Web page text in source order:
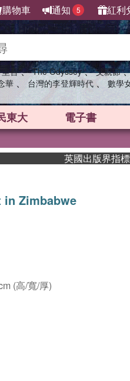
購物車 通知 5 紅利
吾 、 The Odyssey 、 父親節
華 、 台灣的李登輝時代 、 數學
東大 電子書
英國出版界指標大
in Zimbabwe
(高/寬/厚)